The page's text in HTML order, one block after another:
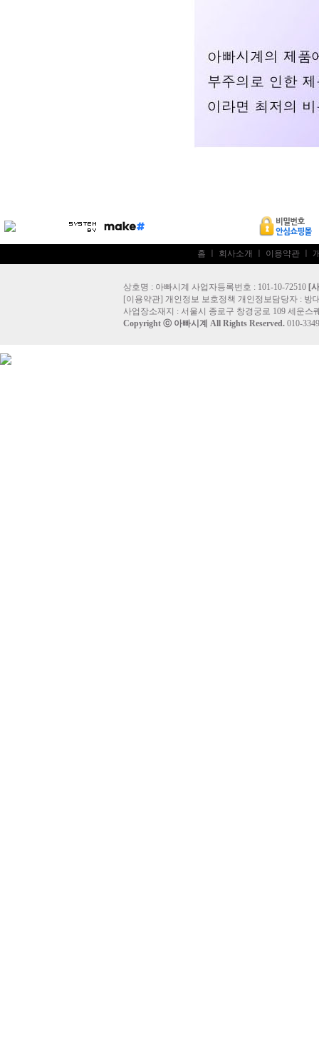
홈 회사소개 이용약관
상호명 : 아빠시계 사업자등록번호 : 101-10-72510 [
[이용약관] 개인정보 보호정책 개인정보담당자 : 방
사업장소재지 : 서울시 종로구 창경궁로 109 세운스
Copyright ⓒ 아빠시계 All Rights Reserved. 010-